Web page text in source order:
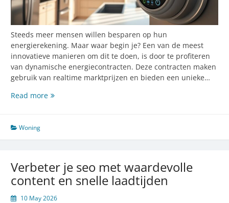
Steeds meer mensen willen besparen op hun
energierekening. Maar waar begin je? Een van de meest
innovatieve manieren om dit te doen, is door te profiteren
van dynamische energiecontracten. Deze contracten maken
gebruik van realtime marktprijzen en bieden een unieke…
Read moreMaximaal
energiecontracten
Woning
Verbeter je seo met waardevolle
content en snelle laadtijden
10 May 2026